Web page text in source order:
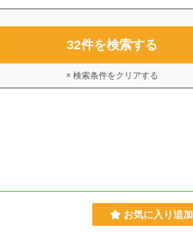
32件を検索する
× 検索条件をクリアする
お気に入り追加